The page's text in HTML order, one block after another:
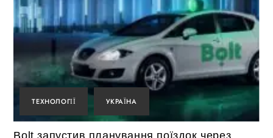
ТЕХНОЛОГІЇ УКРАЇНА
Bolt запустив планування поїздок через